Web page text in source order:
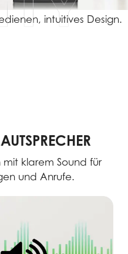
intuitives Design.
mit klarem Sound für
und Anrufe.